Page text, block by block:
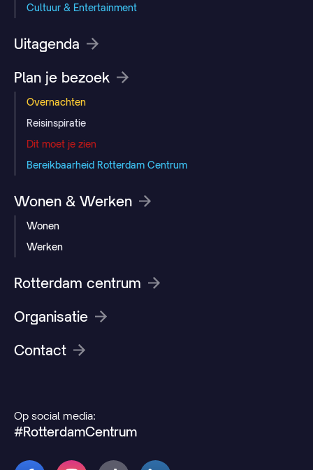
Cultuur & Entertainment
Uitagenda
Plan je bezoek
Overnachten
Reisinspiratie
Dit moet je zien
Bereikbaarheid Rotterdam Centrum
Wonen & Werken
Wonen
Werken
Rotterdam centrum
Organisatie
Contact
Op social media:
#RotterdamCentrum